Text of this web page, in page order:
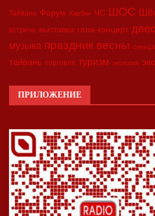
Тайвань Форум Харбин ЧС ШОС
встреча выставка гала-концерт
музыка праздник весны
тайвань торговля туризм экология
ПРИЛОЖЕНИЕ